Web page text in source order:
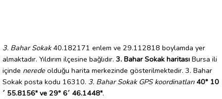
3. Bahar Sokak40.182171 enlem ve 29.112818 boylamda yer
almaktadır. Yıldırım ilçesine bağlıdır. 3. Bahar Sokak haritası Bursa ili
içinde nerede olduğu harita merkezinde gösterilmektedir. 3. Bahar
Sokak posta kodu 16310. 3. Bahar Sokak GPS koordinatları 40° 10
´ 55.8156" ve 29° 6´ 46.1448".